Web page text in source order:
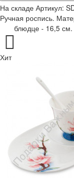
На складе Артикул:
Ручная роспись.
блюдце - 16,5 см.
Хит